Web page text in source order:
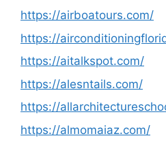
https://airboatours.com/
https://
https://aitalkspot.com/
https://alesntails.com/
https://
https://almomaiaz.com/